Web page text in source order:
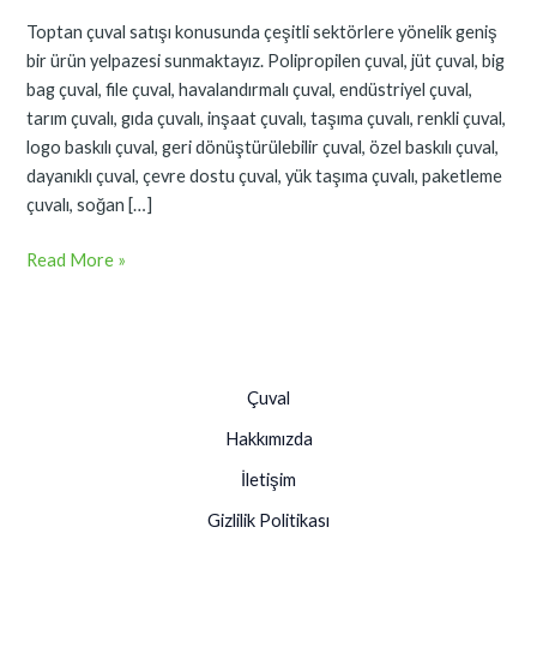
Toptan çuval satışı konusunda çeşitli sektörlere yönelik geniş
bir ürün yelpazesi sunmaktayız. Polipropilen çuval, jüt çuval, big
bag çuval, file çuval, havalandırmalı çuval, endüstriyel çuval,
tarım çuvalı, gıda çuvalı, inşaat çuvalı, taşıma çuvalı, renkli çuval,
logo baskılı çuval, geri dönüştürülebilir çuval, özel baskılı çuval,
dayanıklı çuval, çevre dostu çuval, yük taşıma çuvalı, paketleme
çuvalı, soğan […]
Fiyatları
Read More »
Çuval
Hakkımızda
İletişim
Gizlilik Politikası